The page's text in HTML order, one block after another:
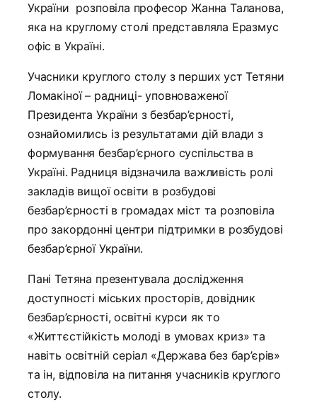
України розповіла професор Жанна Таланова,
яка на круглому столі представляла Еразмус
офіс в Україні.
Учасники круглого столу з перших уст Тетяни
Ломакіної – радниці- уповноваженої
Президента України з безбар’єрності,
ознайомились із результатами дій влади з
формування безбар’єрного суспільства в
Україні. Радниця відзначила важливість ролі
закладів вищої освіти в розбудові
безбар’єрності в громадах міст та розповіла
про закордонні центри підтримки в розбудові
безбар’єрної України.
Пані Тетяна презентувала дослідження
доступності міських просторів, довідник
безбар’єрності, освітні курси як то
«Життєстійкість молоді в умовах криз» та
навіть освітній серіал «Держава без бар’єрів»
та ін, відповіла на питання учасників круглого
столу.